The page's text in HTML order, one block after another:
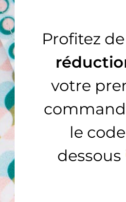
JE COMPLÈTE MA
COLLECTION HOMME
DÉTAILS
Profitez de
votre
le
dessous